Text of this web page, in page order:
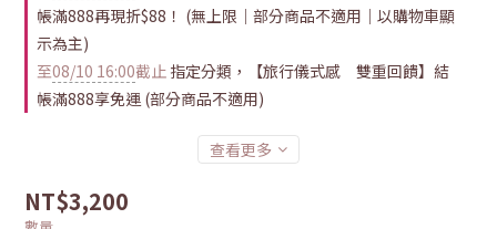
帳滿888再現折$88！ (無上限｜部分商品不適用｜以購物車顯
示為主)
至08/10 16:00截止 指定分類，【旅行儀式感 雙重回饋】結
帳滿888享免運 (部分商品不適用)
查看更多
NT$3,200